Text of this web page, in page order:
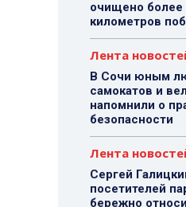
очищено более
километров
Лента
В Сочи юным
самокатов и
напомнили о
безопасности
Лента
Сергей
посетителей
бережно